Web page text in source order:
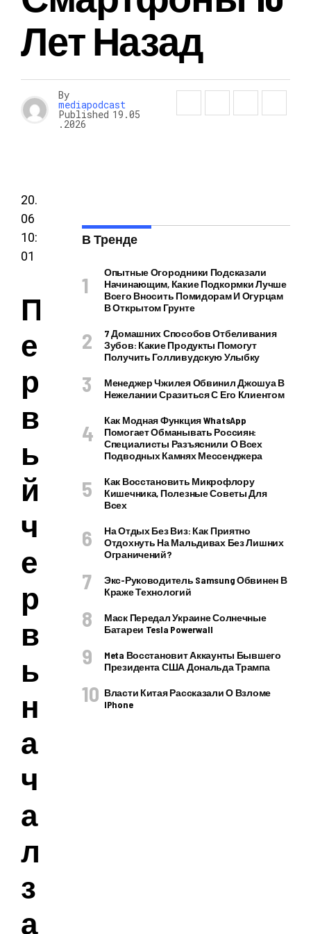
Лет Назад
By
mediapodcast
Published 19.05
.2026
20.
06
10:
01
П
е
р
в
ы
й
ч
е
р
в
ь
н
а
ч
а
л
з
а
В Тренде
Опытные Огородники Подсказали
Начинающим, Какие Подкормки Лучше
Всего Вносить Помидорам И Огурцам
В Открытом Грунте
7 Домашних Способов Отбеливания
Зубов: Какие Продукты Помогут
Получить Голливудскую Улыбку
Менеджер Чжилея Обвинил Джошуа В
Нежелании Сразиться С Его Клиентом
Как Модная Функция WhatsApp
Помогает Обманывать Россиян:
Специалисты Разъяснили О Всех
Подводных Камнях Мессенджера
Как Восстановить Микрофлору
Кишечника, Полезные Советы Для
Всех
На Отдых Без Виз: Как Приятно
Отдохнуть На Мальдивах Без Лишних
Ограничений?
Экс-Руководитель Samsung Обвинен В
Краже Технологий
Маск Передал Украине Солнечные
Батареи Tesla Powerwall
Meta Восстановит Аккаунты Бывшего
Президента США Дональда Трампа
Власти Китая Рассказали О Взломе
IPhone